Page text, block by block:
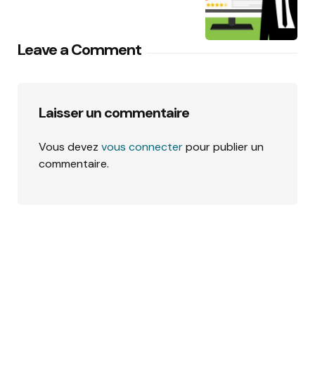
Leave a Comment
Laisser un commentaire
Vous devez vous connecterpour publier un
commentaire.